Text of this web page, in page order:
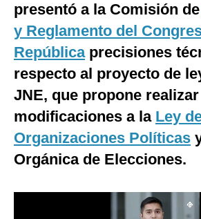
México
España
Internacional
Tecnología
Mix
presentó a la Comisión de
y Reglamento del
Repúblicaprecisiones
respecto al proyecto de
JNE, que propone realizar
modificaciones a la Ley
Organizaciones Políticas
Orgánica de Elecciones.